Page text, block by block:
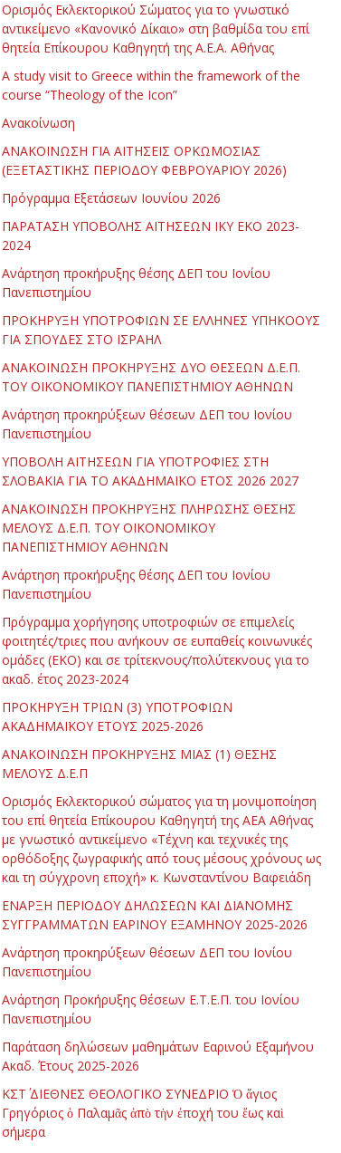
Ορισμός Εκλεκτορικού Σώματος για το γνωστικό
αντικείμενο «Κανονικό Δίκαιο» στη βαθμίδα του επί
θητεία Επίκουρου Καθηγητή της Α.Ε.Α. Αθήνας
Α study visit to Greece within the framework of the
course “Theology of the Icon”
Ανακοίνωση
ΑΝΑΚΟΙΝΩΣΗ ΓΙΑ ΑΙΤΗΣΕΙΣ ΟΡΚΩΜΟΣΙΑΣ
(ΕΞΕΤΑΣΤΙΚΗΣ ΠΕΡΙΟΔΟΥ ΦΕΒΡΟΥΑΡΙΟΥ 2026)
Πρόγραμμα Εξετάσεων Ιουνίου 2026
ΠΑΡΑΤΑΣΗ ΥΠΟΒΟΛΗΣ ΑΙΤΗΣΕΩΝ ΙΚΥ ΕΚΟ 2023-
2024
Ανάρτηση προκήρυξης θέσης ΔΕΠ του Ιονίου
Πανεπιστημίου
ΠΡΟΚΗΡΥΞΗ ΥΠΟΤΡΟΦΙΩΝ ΣΕ ΕΛΛΗΝΕΣ ΥΠΗΚΟΟΥΣ
ΓΙΑ ΣΠΟΥΔΕΣ ΣΤΟ ΙΣΡΑΗΛ
ΑΝΑΚΟΙΝΩΣΗ ΠΡΟΚΗΡΥΞΗΣ ΔΥΟ ΘΕΣΕΩΝ Δ.Ε.Π.
ΤΟΥ ΟΙΚΟΝΟΜΙΚΟΥ ΠΑΝΕΠΙΣΤΗΜΙΟΥ ΑΘΗΝΩΝ
Ανάρτηση προκηρύξεων θέσεων ΔΕΠ του Ιονίου
Πανεπιστημίου
ΥΠΟΒΟΛΗ ΑΙΤΗΣΕΩΝ ΓΙΑ ΥΠΟΤΡΟΦΙΕΣ ΣΤΗ
ΣΛΟΒΑΚΙΑ ΓΙΑ ΤΟ ΑΚΑΔΗΜΑΪΚΟ ΕΤΟΣ 2026 2027
ΑΝΑΚΟΙΝΩΣΗ ΠΡΟΚΗΡΥΞΗΣ ΠΛΗΡΩΣΗΣ ΘΕΣΗΣ
ΜΕΛΟΥΣ Δ.Ε.Π. ΤΟΥ ΟΙΚΟΝΟΜΙΚΟΥ
ΠΑΝΕΠΙΣΤΗΜΙΟΥ ΑΘΗΝΩΝ
Ανάρτηση προκήρυξης θέσης ΔΕΠ του Ιονίου
Πανεπιστημίου
Πρόγραμμα χορήγησης υποτροφιών σε επιμελείς
φοιτητές/τριες που ανήκουν σε ευπαθείς κοινωνικές
ομάδες (ΕΚΟ) και σε τρίτεκνους/πολύτεκνους για το
ακαδ. έτος 2023-2024
ΠΡΟΚΗΡΥΞΗ ΤΡΙΩΝ (3) ΥΠΟΤΡΟΦΙΩΝ
ΑΚΑΔΗΜΑΪΚΟΥ ΕΤΟΥΣ 2025-2026
ΑΝΑΚΟΙΝΩΣΗ ΠΡΟΚΗΡΥΞΗΣ ΜΙΑΣ (1) ΘΕΣΗΣ
ΜΕΛΟΥΣ Δ.Ε.Π
Ορισμός Εκλεκτορικού σώματος για τη μονιμοποίηση
του επί θητεία Επίκουρου Καθηγητή της ΑΕΑ Αθήνας
με γνωστικό αντικείμενο «Τέχνη και τεχνικές της
ορθόδοξης ζωγραφικής από τους μέσους χρόνους ως
και τη σύγχρονη εποχή» κ. Κωνσταντίνου Βαφειάδη
ΕΝΑΡΞΗ ΠΕΡΙΟΔΟΥ ΔΗΛΩΣΕΩΝ ΚΑΙ ΔΙΑΝΟΜΗΣ
ΣΥΓΓΡΑΜΜΑΤΩΝ ΕΑΡΙΝΟΥ ΕΞΑΜΗΝΟΥ 2025-2026
Ανάρτηση προκηρύξεων θέσεων ΔΕΠ του Ιονίου
Πανεπιστημίου
Ανάρτηση Προκήρυξης θέσεων Ε.Τ.Ε.Π. του Ιονίου
Πανεπιστημίου
Παράταση δηλώσεων μαθημάτων Εαρινού Εξαμήνου
Ακαδ. Έτους 2025-2026
ΚΣΤ΄ ΔΙΕΘΝΕΣ ΘΕΟΛΟΓΙΚΟ ΣΥΝΕΔΡΙΟ Ὁ ἅγιος
Γρηγόριος ὁ Παλαμᾶς ἀπὸ τὴν ἐποχή του ἕως καὶ
σήμερα